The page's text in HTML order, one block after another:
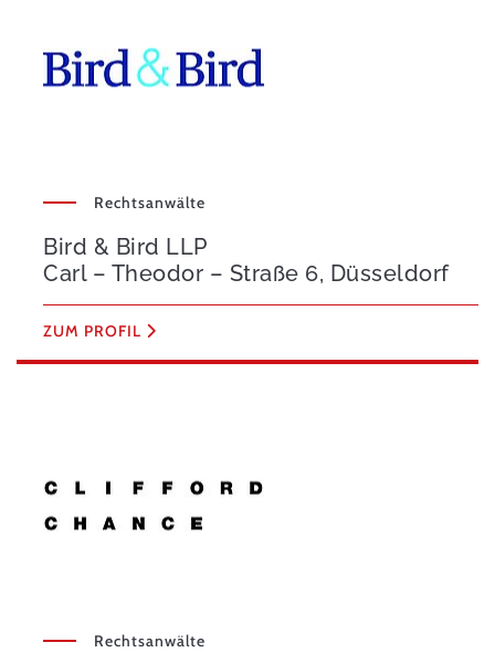
Rechtsanwälte
Bird & Bird LLP
Carl – Theodor – Straße 6, Düsseldorf
ZUM PROFIL
Rechtsanwälte